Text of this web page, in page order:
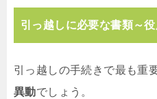
引っ越しに必要な書類～
引っ越しの手続きで最も重
異動でしょう。